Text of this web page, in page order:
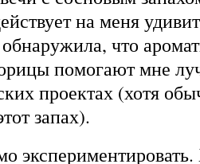
на меня
что
помогают мне
проектах (хотя
запах).